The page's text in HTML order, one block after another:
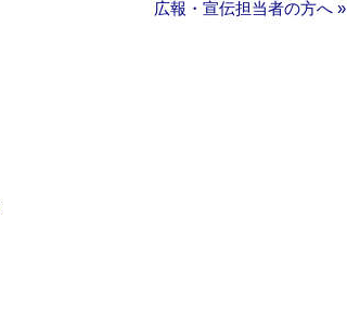
広報・宣伝担当者の方へ »